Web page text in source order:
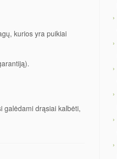
kurios yra puikiai
galėdami drąsiai kalbėti,